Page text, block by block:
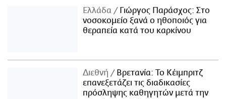
Ελλάδα
Γιώργος Παράσχος: Στο
νοσοκομείο ξανά ο ηθοποιός για
θεραπεία κατά του καρκίνου
Διεθνή
Βρετανία: Το Κέιμπριτζ
επανεξετάζει τις διαδικασίες
πρόσληψης καθηγητών μετά την